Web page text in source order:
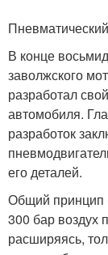
В конце
заволжского
разработал
автомобиля.
разработок
его деталей.
Общий принцип
300 бар воздух
расширяясь,